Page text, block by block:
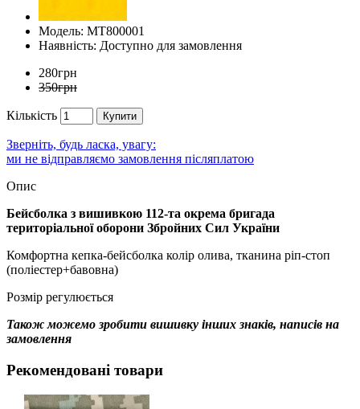
Модель: МТ800001
Наявність: Доступно для замовлення
280грн
350грн
Кількість Купити
Зверніть, будь ласка, увагу:
ми не відправляємо замовлення післяплатою
Опис
Бейсболка з вишивкою 112-та окрема бригада
територіальної оборони Збройних Сил України
Комфортна кепка-бейсболка колір олива, тканина ріп-стоп
(поліестер+бавовна)
Розмір регулюється
Також можемо зробити вишивку інших знаків, написів на
замовлення
Рекомендовані товари